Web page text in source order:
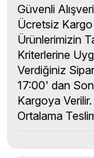
Güvenli
Ücretsiz Kargo
Ürünlerimizin
Kriterlerine
Verdiğiniz
17:00' dan
Kargoya Verilir.
Ortalama